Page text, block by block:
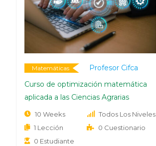
Matemáticas
Profesor Cifca
Curso de optimización matemática
aplicada a las Ciencias Agrarias
10 Weeks
Todos Los Niveles
1 Lección
0 Cuestionario
0 Estudiante